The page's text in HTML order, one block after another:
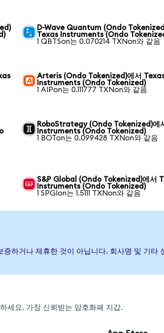
D-Wave Quantum (Ondo
Texas Instruments (Ondo
1 QBTSon는 0.070214 TXNon와 같음
Arteris (Ondo Tokenized)에서
Instruments (Ondo Tokenized)
1 AIPon는 0.111777 TXNon와 같음
RoboStrategy (Ondo Tokenized)에
Instruments (Ondo Tokenized)
1 BOTon는 0.099428 TXNon와 같음
S&P Global (Ondo Tokenized)에서
Instruments (Ondo Tokenized)
1 SPGIon는 1.5111 TXNon와 같음
하거나 제휴한 것이 아닙니다. 회사명 및 기타
세요. 가장 신뢰받는 암호화폐 지갑.